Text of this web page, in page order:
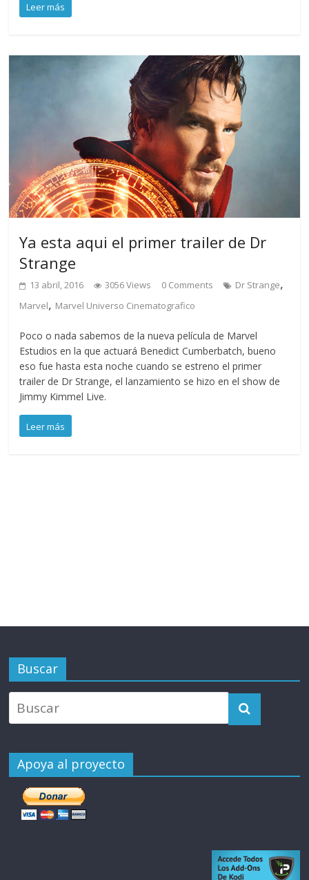
Leer más
Ya esta aqui el primer trailer de Dr
Strange
13 abril, 2016 3056 Views 0 Comments Dr Strange,
Marvel, Marvel Universo Cinematografico
Poco o nada sabemos de la nueva película de Marvel
Estudios en la que actuará Benedict Cumberbatch, bueno
eso fue hasta esta noche cuando se estreno el primer
trailer de Dr Strange, el lanzamiento se hizo en el show de
Jimmy Kimmel Live.
Leer más
Buscar
Apoya al proyecto